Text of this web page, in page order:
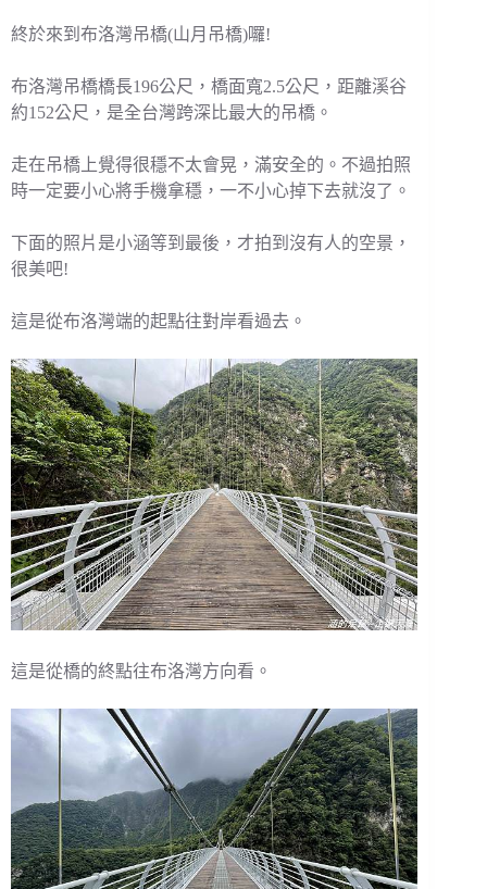
終於來到布洛灣吊橋(山月吊橋)囉!
布洛灣吊橋橋長196公尺，橋面寬2.5公尺，距離溪谷
約152公尺，是全台灣跨深比最大的吊橋。
走在吊橋上覺得很穩不太會晃，滿安全的。不過拍照
時一定要小心將手機拿穩，一不小心掉下去就沒了。
下面的照片是小涵等到最後，才拍到沒有人的空景，
很美吧!
這是從布洛灣端的起點往對岸看過去。
這是從橋的終點往布洛灣方向看。